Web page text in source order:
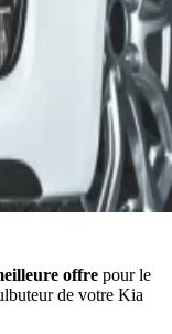
offre pour le
de votre Kia